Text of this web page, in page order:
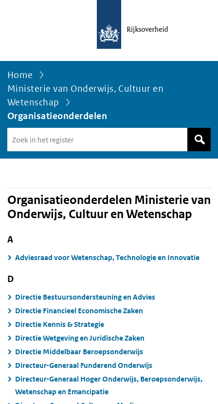
Home
Ministerie van Onderwijs, Cultuur en
Wetenschap
Organisatieonderdelen
in
het
Avgregisterrijksoverheid.nl
Organisatieonderdelen Ministerie van
Onderwijs, Cultuur en Wetenschap
A
Adviesraad voor Wetenschap, Technologie en Innovatie
D
Directie Bestuursondersteuning en Advies
Directie Financieel Economische Zaken
Directie Kennis & Strategie
Directie Wetgeving en Juridische Zaken
Directie Middelbaar Beroepsonderwijs
Directeur-Generaal Funderend Onderwijs
Directeur-Generaal Hoger Onderwijs, Beroepsonderwijs,
Wetenschap en Emancipatie